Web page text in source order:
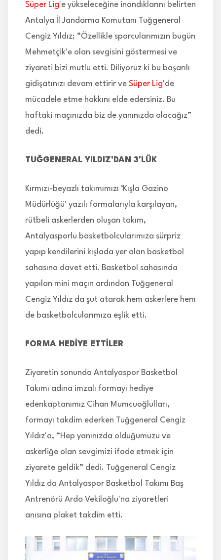
Süper Lig'e yükseleceğine inandıklarını belirten
Antalya İl Jandarma Komutanı Tuğgeneral
Cengiz Yıldız; “Özellikle sporcularımızın bugün
Mehmetçik'e olan sevgisini göstermesi ve
ziyareti bizi mutlu etti. Diliyoruz ki bu başarılı
gidişatınızı devam ettirir ve Süper Lig'de
mücadele etme hakkını elde edersiniz. Bu
haftaki maçınızda biz de yanınızda olacağız”
dedi.
TUĞGENERAL YILDIZ'DAN 3'LÜK
Kırmızı-beyazlı takımımızı ‘Kışla Gazino
Müdürlüğü' yazılı formalarıyla karşılayan,
rütbeli askerlerden oluşan takım,
Antalyasporlu basketbolcularımıza sürpriz
yapıp kendilerini kışlada yer alan basketbol
sahasına davet etti. Basketbol sahasında
yapılan mini maçın ardından Tuğgeneral
Cengiz Yıldız da şut atarak hem askerlere hem
de basketbolcularımıza eşlik etti.
FORMA HEDİYE ETTİLER
Ziyaretin sonunda Antalyaspor Basketbol
Takımı adına imzalı formayı hediye
edenkaptanımız Cihan Mumcuoğlulları,
formayı takdim ederken Tuğgeneral Cengiz
Yıldız'a, “Hep yanınızda olduğumuzu ve
askerliğe olan sevgimizi ifade etmek için
ziyarete geldik” dedi. Tuğgeneral Cengiz
Yıldız da Antalyaspor Basketbol Takımı Baş
Antrenörü Arda Vekiloğlu'na ziyaretleri
anısına plaket takdim etti.